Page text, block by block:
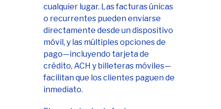
cualquier lugar. Las facturas únicas
o recurrentes pueden enviarse
directamente desde un dispositivo
móvil, y las múltiples opciones de
pago—incluyendo tarjeta de
crédito, ACH y billeteras móviles—
facilitan que los clientes paguen de
inmediato.